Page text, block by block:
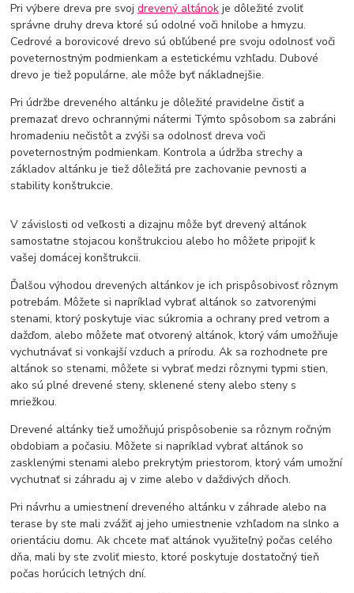
Pri výbere dreva pre svojdrevený altánok je dôležité zvoliť
správne druhy dreva ktoré sú odolné voči hnilobe a hmyzu.
Cedrové a borovicové drevo sú obľúbené pre svoju odolnosť voči
poveternostným podmienkam a estetickému vzhľadu. Dubové
drevo je tiež populárne, ale môže byť nákladnejšie.
Pri údržbe dreveného altánku je dôležité pravidelne čistiť a
premazať drevo ochrannými nátermi Týmto spôsobom sa zabráni
hromadeniu nečistôt a zvýši sa odolnosť dreva voči
poveternostným podmienkam. Kontrola a údržba strechy a
základov altánku je tiež dôležitá pre zachovanie pevnosti a
stability konštrukcie.
V závislosti od veľkosti a dizajnu môže byť drevený altánok
samostatne stojacou konštrukciou alebo ho môžete pripojiť k
vašej domácej konštrukcii.
Ďalšou výhodou drevených altánkov je ich prispôsobivosť rôznym
potrebám. Môžete si napríklad vybrať altánok so zatvorenými
stenami, ktorý poskytuje viac súkromia a ochrany pred vetrom a
dažďom, alebo môžete mať otvorený altánok, ktorý vám umožňuje
vychutnávať si vonkajší vzduch a prírodu. Ak sa rozhodnete pre
altánok so stenami, môžete si vybrať medzi rôznymi typmi stien,
ako sú plné drevené steny, sklenené steny alebo steny s
mriežkou.
Drevené altánky tiež umožňujú prispôsobenie sa rôznym ročným
obdobiam a počasiu. Môžete si napríklad vybrať altánok so
zasklenými stenami alebo prekrytým priestorom, ktorý vám umožní
vychutnať si záhradu aj v zime alebo v daždivých dňoch.
Pri návrhu a umiestnení dreveného altánku v záhrade alebo na
terase by ste mali zvážiť aj jeho umiestnenie vzhľadom na slnko a
orientáciu domu. Ak chcete mať altánok využiteľný počas celého
dňa, mali by ste zvoliť miesto, ktoré poskytuje dostatočný tieň
počas horúcich letných dní.